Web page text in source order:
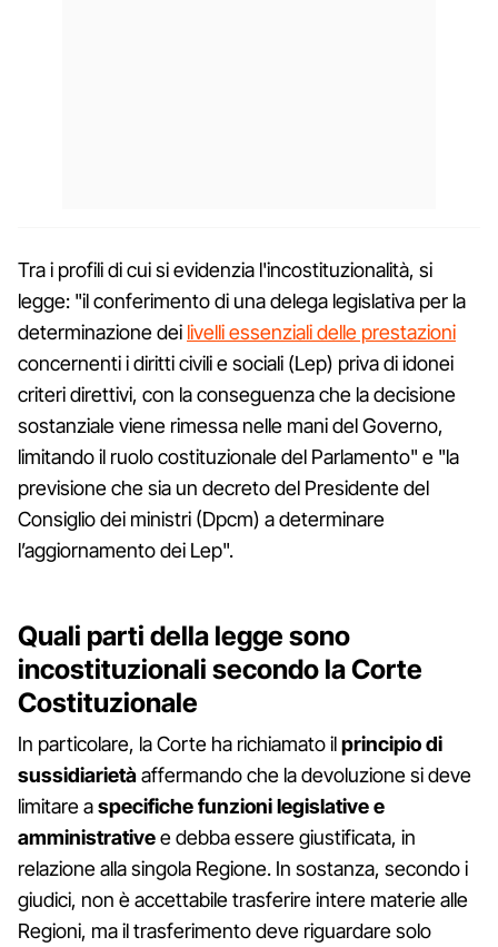
Tra i profili di cui si evidenzia l'incostituzionalità, si
legge: "il conferimento di una delega legislativa per la
determinazione dei livelli essenziali delle prestazioni
concernenti i diritti civili e sociali (Lep) priva di idonei
criteri direttivi, con la conseguenza che la decisione
sostanziale viene rimessa nelle mani del Governo,
limitando il ruolo costituzionale del Parlamento" e "la
previsione che sia un decreto del Presidente del
Consiglio dei ministri (Dpcm) a determinare
l’aggiornamento dei Lep".
Quali parti della legge sono
incostituzionali secondo la Corte
Costituzionale
In particolare, la Corte ha richiamato ilprincipio di
sussidiarietàaffermando che la devoluzione si deve
limitare aspecifiche funzioni legislative e
amministrativee debba essere giustificata, in
relazione alla singola Regione. In sostanza, secondo i
giudici, non è accettabile trasferire intere materie alle
Regioni, ma il trasferimento deve riguardare solo